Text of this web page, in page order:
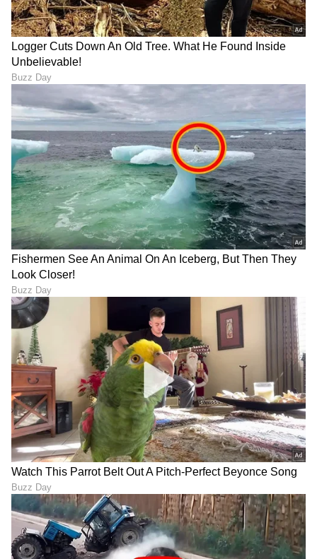
'ಅಮೃತಧಾರೆ'ಯಲ್ಲಿ ನಾಗತಿಹಳ್ಳಿ
ಚಂದ್ರಶೇಖರ್ ಸಿನಿಮಾದ ನೆನಪು..
ಭೂಮಿಕಾ ಬಗ್ಗೆ ಅಭಿಮಾನಿಗಳಲ್ಲಿ
ಶುರುವಾಯ್ತು ಆತಂಕ!
YouTuber Driving license
Suspend: ಕುಡಿದು ಕಾರು ಓಡಿಸಿದ
'ಯೂಟ್ಯೂಬರ್ ಧನ್ಯ' ಲೈಸೆನ್ಸ್ 3
ತಿಂಗಳು ಸಸ್ಪೆಂಡ್!
Karna Serial: ರಮೇಶ್​- ಮಾಲತಿ
ಡಿವೋರ್ಸ್ ತಡೆಯಲು ಕರ್ಣನ 25
ಕೋಟಿಯ ಆಟ- ಬಲೆಗೆ ಬಿದ್ದ
ಸಂಜಯ್​
ಗುಡ್​ನ್ಯೂಸ್​ ಕೊಟ್ಟ ದೀಪಾ, ಚಿರು
LATEST VIDEOS
"ರಾಜಕೀಯ ಬೇಡ, ಸಿನಿಮಾನೇ ಪ್ರಾಣ":
ಕನಕೋತ್ಸವದಲ್ಲಿ ರಿಷಬ್ ಶೆಟ್ಟಿ | Rishab
Shetty speech | Suvarna News
ಶೇ.50 ರಿಂದ ಶೇ.18 ಕ್ಕೆ TAX ಇಳಿಕೆ: ಮೋದಿ-
ಟ್ರಂಪ್ ಐತಿಹಾಸಿಕ ಒಪ್ಪಂದ | India US
Trade Deal | Party Rounds